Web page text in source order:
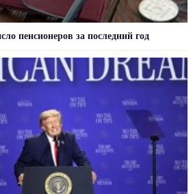
пенсионеров за последний год